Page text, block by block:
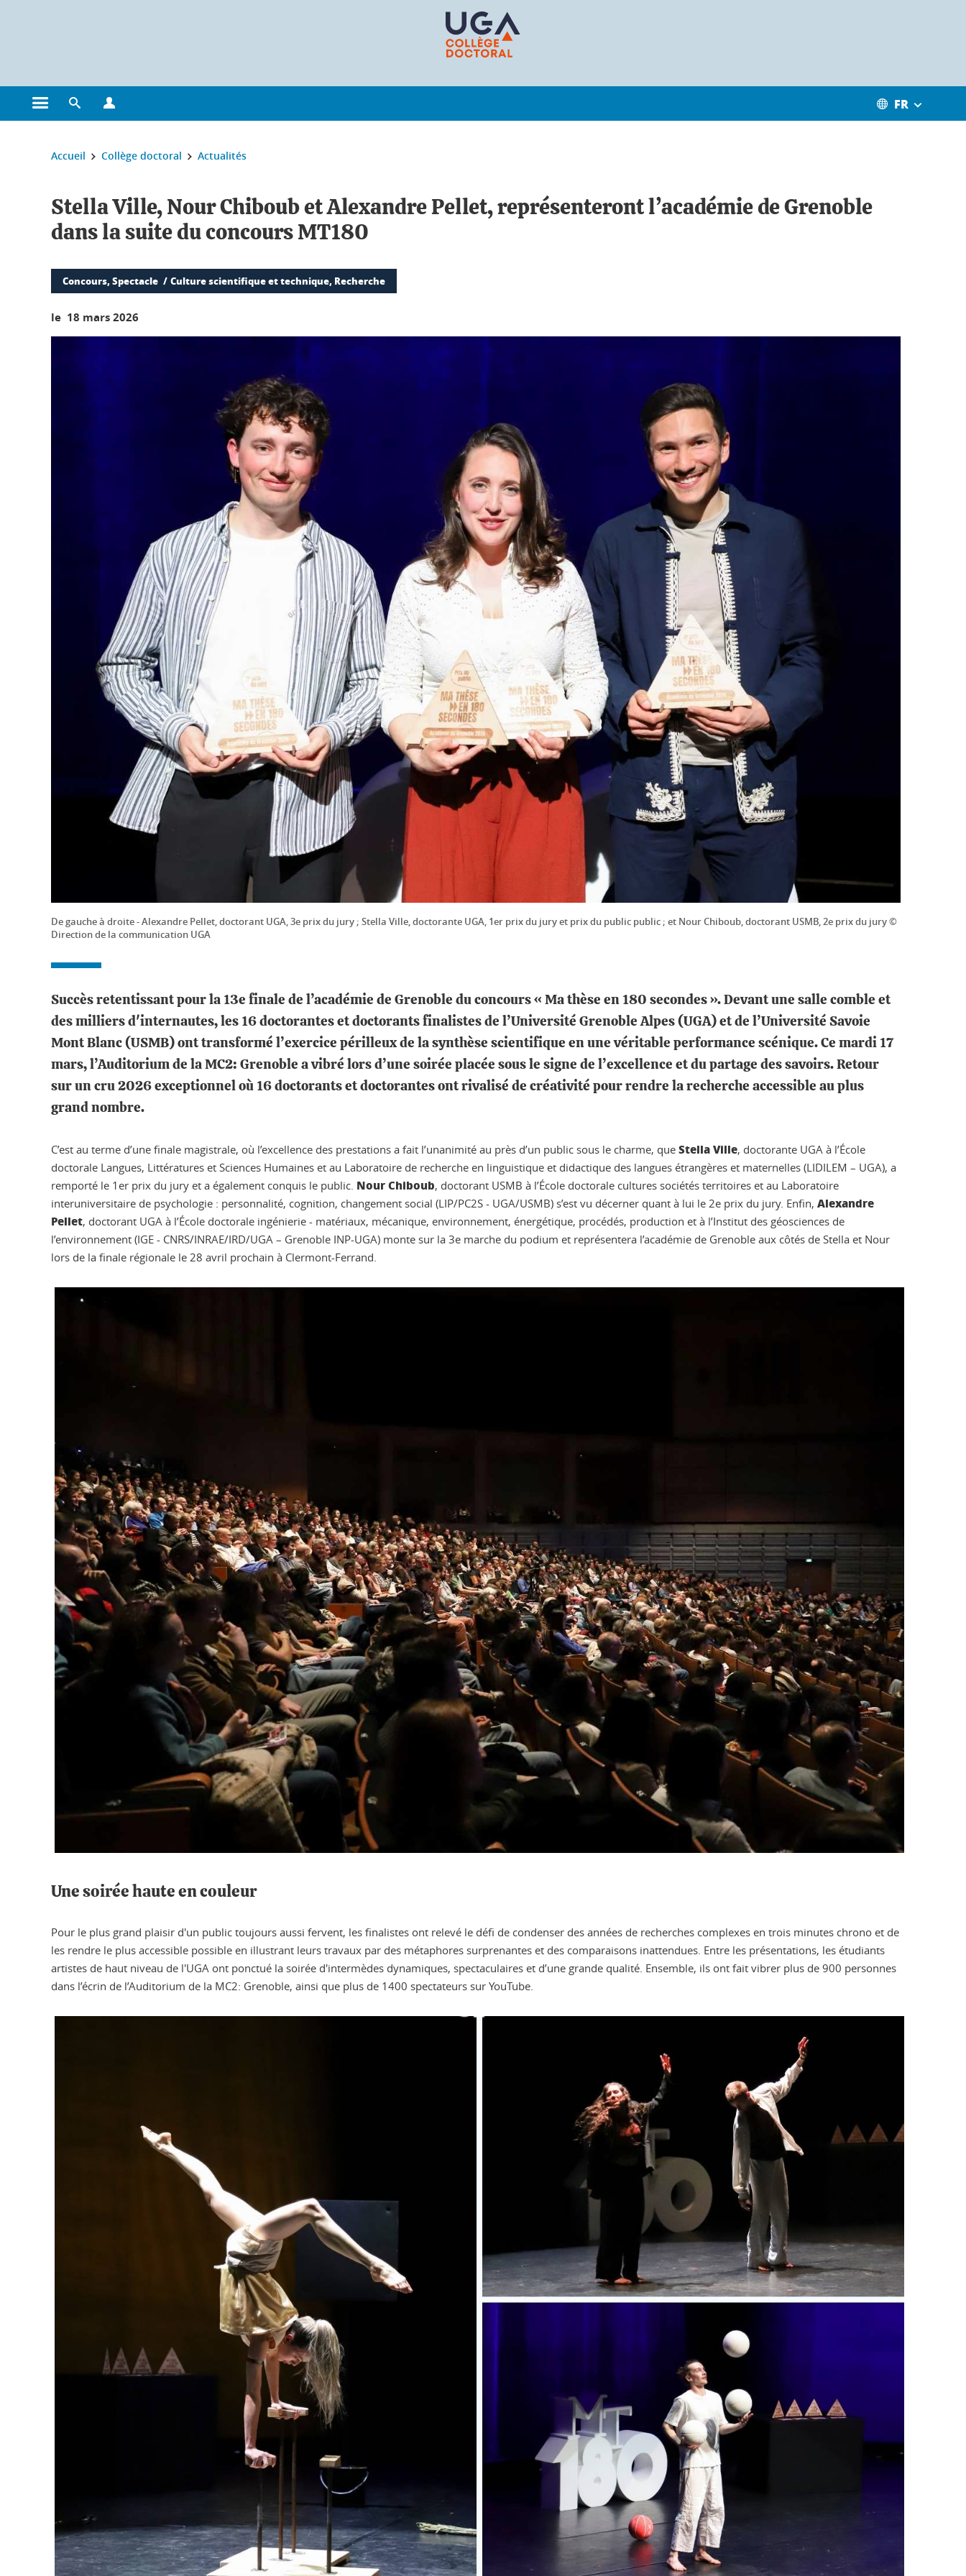
Ouvrir le menu principal
Ouvrir le moteur de recherche FR
Vous êtes ici :
Accueil Collège doctoral Actualités
Stella Ville, Nour Chiboub et Alexandre Pellet, représenteront l’académie de Grenoble
dans la suite du concours MT180
Concours, Spectacle Culture scientifique et technique, Recherche
le 18 mars 2026
De gauche à droite - Alexandre Pellet, doctorant UGA, 3e prix du jury ; Stella Ville, doctorante UGA, 1er prix du jury et prix du public public ; et Nour Chiboub, doctorant USMB, 2e prix du jury ©
Direction de la communication UGA
Succès retentissant pour la 13e finale de l’académie de Grenoble du concours « Ma thèse en 180 secondes ». Devant une salle comble et
des milliers d'internautes, les 16 doctorantes et doctorants finalistes de l’Université Grenoble Alpes (UGA) et de l’Université Savoie
Mont Blanc (USMB) ont transformé l’exercice périlleux de la synthèse scientifique en une véritable performance scénique. Ce mardi 17
mars, l’Auditorium de la MC2: Grenoble a vibré lors d’une soirée placée sous le signe de l’excellence et du partage des savoirs. Retour
sur un cru 2026 exceptionnel où 16 doctorants et doctorantes ont rivalisé de créativité pour rendre la recherche accessible au plus
grand nombre.
C’est au terme d’une finale magistrale, où l’excellence des prestations a fait l’unanimité au près d’un public sous le charme, que Stella Ville, doctorante UGA à l’École
doctorale Langues, Littératures et Sciences Humaines et au Laboratoire de recherche en linguistique et didactique des langues étrangères et maternelles (LIDILEM – UGA), a
remporté le 1er prix du jury et a également conquis le public. Nour Chiboub, doctorant USMB à l’École doctorale cultures sociétés territoires et au Laboratoire
interuniversitaire de psychologie : personnalité, cognition, changement social (LIP/PC2S - UGA/USMB) s’est vu décerner quant à lui le 2e prix du jury. Enfin, Alexandre
Pellet, doctorant UGA à l’École doctorale ingénierie - matériaux, mécanique, environnement, énergétique, procédés, production et à l’Institut des géosciences de
l’environnement (IGE - CNRS/INRAE/IRD/UGA – Grenoble INP-UGA) monte sur la 3e marche du podium et représentera l’académie de Grenoble aux côtés de Stella et Nour
lors de la finale régionale le 28 avril prochain à Clermont-Ferrand.
Une soirée haute en couleur
Pour le plus grand plaisir d'un public toujours aussi fervent, les finalistes ont relevé le défi de condenser des années de recherches complexes en trois minutes chrono et de
les rendre le plus accessible possible en illustrant leurs travaux par des métaphores surprenantes et des comparaisons inattendues. Entre les présentations, les étudiants
artistes de haut niveau de l'UGA ont ponctué la soirée d'intermèdes dynamiques, spectaculaires et d’une grande qualité. Ensemble, ils ont fait vibrer plus de 900 personnes
dans l’écrin de l’Auditorium de la MC2: Grenoble, ainsi que plus de 1400 spectateurs sur YouTube.